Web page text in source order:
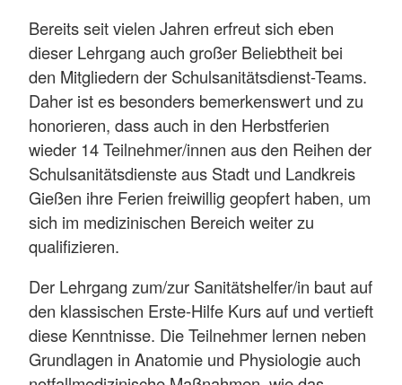
Bereits seit vielen Jahren erfreut sich eben
dieser Lehrgang auch großer Beliebtheit bei
den Mitgliedern der Schulsanitätsdienst-Teams.
Daher ist es besonders bemerkenswert und zu
honorieren, dass auch in den Herbstferien
wieder 14 Teilnehmer/innen aus den Reihen der
Schulsanitätsdienste aus Stadt und Landkreis
Gießen ihre Ferien freiwillig geopfert haben, um
sich im medizinischen Bereich weiter zu
qualifizieren.
Der Lehrgang zum/zur Sanitätshelfer/in baut auf
den klassischen Erste-Hilfe Kurs auf und vertieft
diese Kenntnisse. Die Teilnehmer lernen neben
Grundlagen in Anatomie und Physiologie auch